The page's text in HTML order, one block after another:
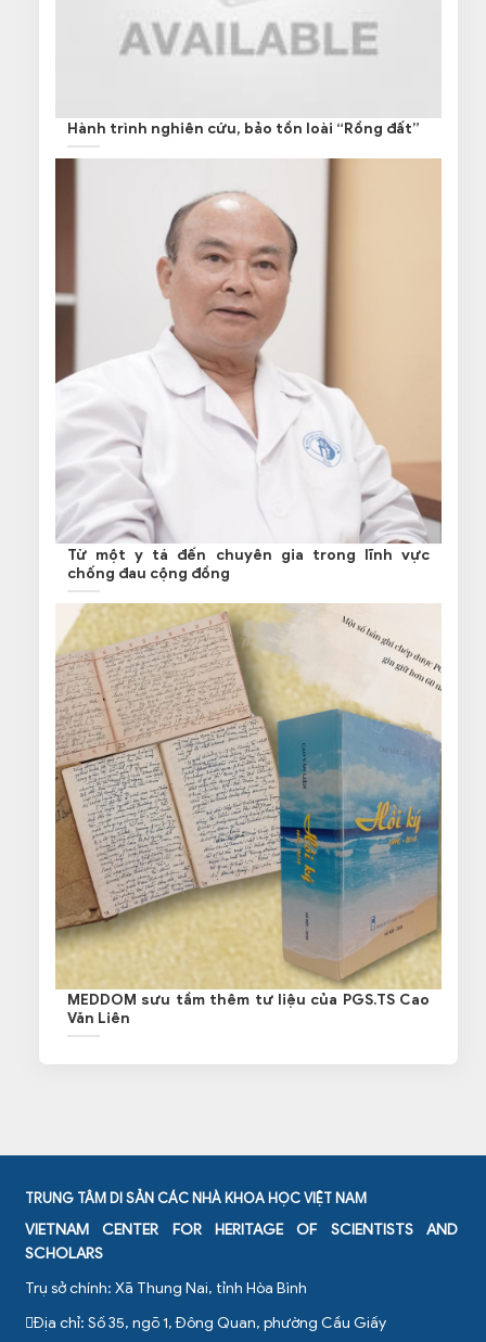
Hành trình nghiên cứu, bảo tồn loài “Rồng đất”
Từ một y tá đến chuyên gia trong lĩnh vực
chống đau cộng đồng
MEDDOM sưu tầm thêm tư liệu của PGS.TS Cao
Văn Liên
TRUNG TÂM DI SẢN CÁC NHÀ KHOA HỌC VIỆT NAM
VIETNAM CENTER FOR HERITAGE OF SCIENTISTS AND
SCHOLARS
Trụ sở chính: Xã Thung Nai, tỉnh Hòa Bình
Địa chỉ: Số 35, ngõ 1, Đông Quan, phường Cầu Giấy